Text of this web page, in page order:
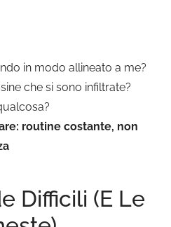
in modo allineato a me?
che si sono infiltrate?
routine costante, non
Difficili (E Le